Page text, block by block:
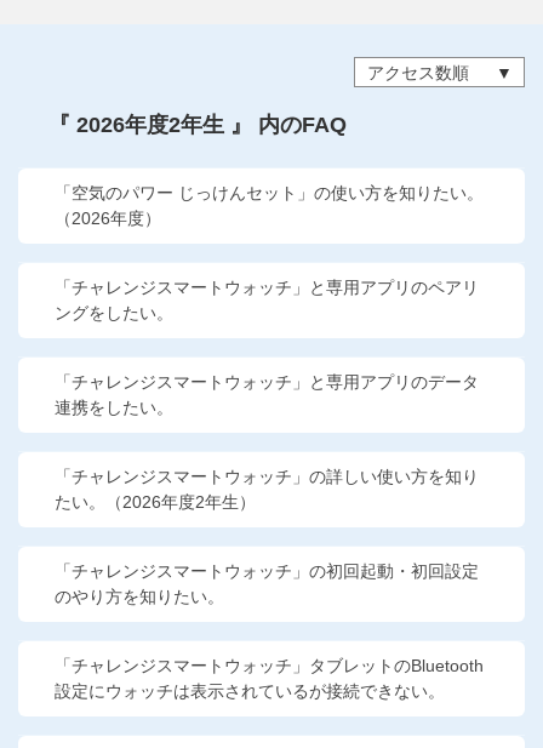
アクセス数順
『 2026年度2年生 』 内のFAQ
「空気のパワー じっけんセット」の使い方を知りたい。
（2026年度）
「チャレンジスマートウォッチ」と専用アプリのペアリ
ングをしたい。
「チャレンジスマートウォッチ」と専用アプリのデータ
連携をしたい。
「チャレンジスマートウォッチ」の詳しい使い方を知り
たい。（2026年度2年生）
「チャレンジスマートウォッチ」の初回起動・初回設定
のやり方を知りたい。
「チャレンジスマートウォッチ」タブレットのBluetooth
設定にウォッチは表示されているが接続できない。